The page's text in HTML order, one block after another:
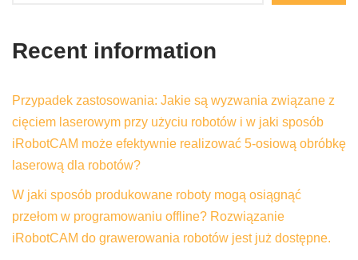
Recent information
Przypadek zastosowania: Jakie są wyzwania związane z
cięciem laserowym przy użyciu robotów i w jaki sposób
iRobotCAM może efektywnie realizować 5-osiową obróbkę
laserową dla robotów?
W jaki sposób produkowane roboty mogą osiągnąć
przełom w programowaniu offline? Rozwiązanie
iRobotCAM do grawerowania robotów jest już dostępne.